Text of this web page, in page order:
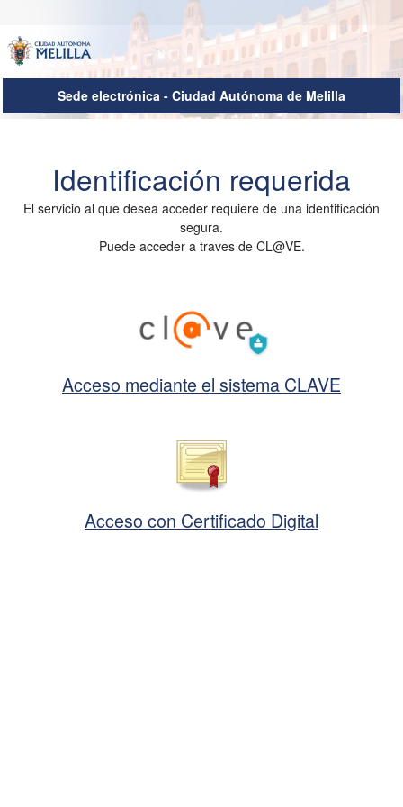
Sede electrónica - Ciudad Autónoma de Melilla
Autenticación del Usuario
Identificación requerida
El servicio al que desea acceder requiere de una identificación
segura.
Puede acceder a traves de CL@VE.
Acceso mediante el sistema CLAVE
Acceso con Certificado Digital